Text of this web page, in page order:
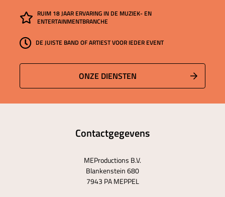
RUIM 18 JAAR ERVARING IN DE MUZIEK- EN
ENTERTAINMENTBRANCHE
DE JUISTE BAND OF ARTIEST VOOR IEDER EVENT
ONZE DIENSTEN
Contactgegevens
MEProductions B.V.
Blankenstein 680
7943 PA MEPPEL